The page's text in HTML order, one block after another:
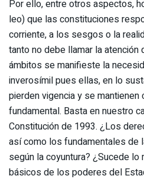
Por ello, entre otros aspectos,
leo) que las constituciones
corriente, a los sesgos o la
tanto no debe llamar la
ámbitos se manifieste la
inverosímil pues ellas, en lo
pierden vigencia y se mantienen
fundamental. Basta en nuestro
Constitución de 1993. ¿Los
así como los fundamentales de
según la coyuntura? ¿Sucede
básicos de los poderes del